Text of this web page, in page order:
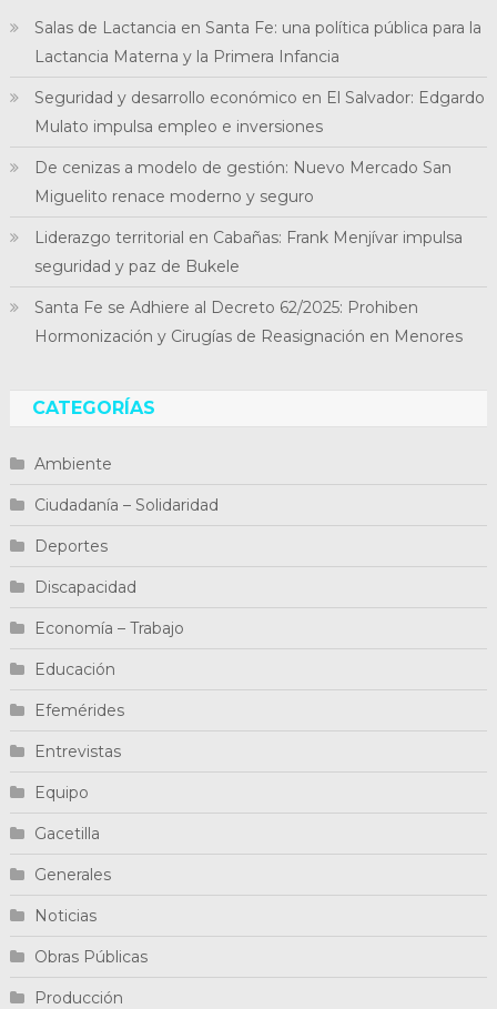
Salas de Lactancia en Santa Fe: una política pública para la
Lactancia Materna y la Primera Infancia
Seguridad y desarrollo económico en El Salvador: Edgardo
Mulato impulsa empleo e inversiones
De cenizas a modelo de gestión: Nuevo Mercado San
Miguelito renace moderno y seguro
Liderazgo territorial en Cabañas: Frank Menjívar impulsa
seguridad y paz de Bukele
Santa Fe se Adhiere al Decreto 62/2025: Prohiben
Hormonización y Cirugías de Reasignación en Menores
CATEGORÍAS
Ambiente
Ciudadanía – Solidaridad
Deportes
Discapacidad
Economía – Trabajo
Educación
Efemérides
Entrevistas
Equipo
Gacetilla
Generales
Noticias
Obras Públicas
Producción